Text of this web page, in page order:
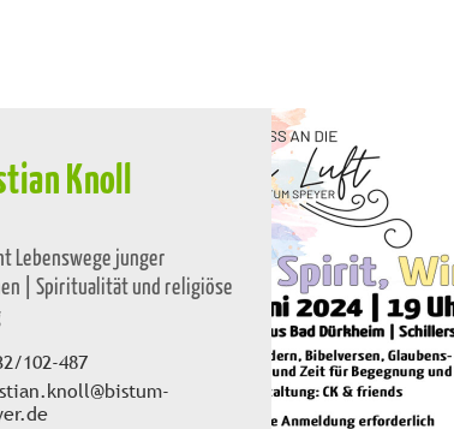
Knoll
Lebenswege junger
| Spiritualität und religiöse
102-487